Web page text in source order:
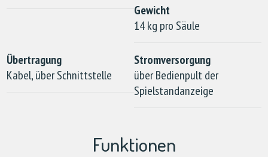
Gewicht
14 kg pro Säule
Übertragung
Kabel, über Schnittstelle
Stromversorgung
über Bedienpult der
Spielstandanzeige
Funktionen